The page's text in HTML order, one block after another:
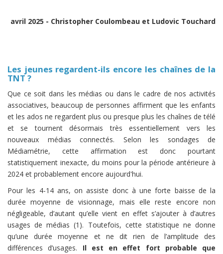
avril 2025 - Christopher Coulombeau et Ludovic Touchard
Les jeunes regardent-ils encore les chaînes de la
TNT ?
Que ce soit dans les médias ou dans le cadre de nos activités
associatives, beaucoup de personnes affirment que les enfants
et les ados ne regardent plus ou presque plus les chaînes de télé
et se tournent désormais très essentiellement vers les
nouveaux médias connectés. Selon les sondages de
Médiamétrie, cette affirmation est donc pourtant
statistiquement inexacte, du moins pour la période antérieure à
2024 et probablement encore aujourd'hui.
Pour les 4-14 ans, on assiste donc à une forte baisse de la
durée moyenne de visionnage, mais elle reste encore non
négligeable, d’autant qu’elle vient en effet s’ajouter à d’autres
usages de médias (1). Toutefois, cette statistique ne donne
qu’une durée moyenne et ne dit rien de l’amplitude des
différences d’usages. Il est en effet fort probable que